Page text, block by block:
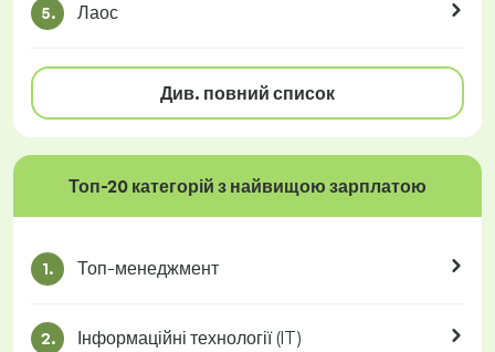
5. Лаос
Див. повний список
Топ-20 категорій з найвищою зарплатою
1. Топ-менеджмент
2. Інформаційні технології (IT)